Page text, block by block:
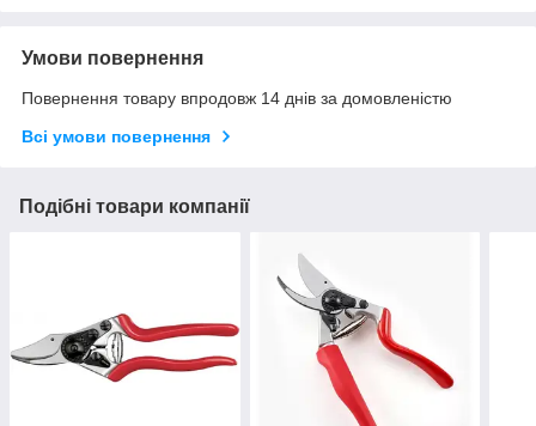
Умови повернення
Повернення товару впродовж 14 днів за домовленістю
Всі умови повернення
Подібні товари компанії